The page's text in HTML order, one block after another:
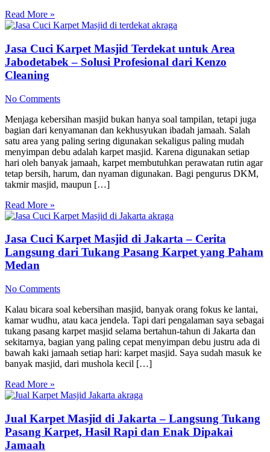
Read More »
Jasa Cuci Karpet Masjid Terdekat untuk Area
Jabodetabek – Solusi Profesional dari Kenzo
Cleaning
No Comments
Menjaga kebersihan masjid bukan hanya soal tampilan, tetapi juga
bagian dari kenyamanan dan kekhusyukan ibadah jamaah. Salah
satu area yang paling sering digunakan sekaligus paling mudah
menyimpan debu adalah karpet masjid. Karena digunakan setiap
hari oleh banyak jamaah, karpet membutuhkan perawatan rutin agar
tetap bersih, harum, dan nyaman digunakan. Bagi pengurus DKM,
takmir masjid, maupun […]
Read More »
Jasa Cuci Karpet Masjid di Jakarta – Cerita
Langsung dari Tukang Pasang Karpet yang Paham
Medan
No Comments
Kalau bicara soal kebersihan masjid, banyak orang fokus ke lantai,
kamar wudhu, atau kaca jendela. Tapi dari pengalaman saya sebagai
tukang pasang karpet masjid selama bertahun-tahun di Jakarta dan
sekitarnya, bagian yang paling cepat menyimpan debu justru ada di
bawah kaki jamaah setiap hari: karpet masjid. Saya sudah masuk ke
banyak masjid, dari mushola kecil […]
Read More »
Jual Karpet Masjid di Jakarta – Langsung Tukang
Pasang Karpet, Hasil Rapi dan Enak Dipakai
Jamaah